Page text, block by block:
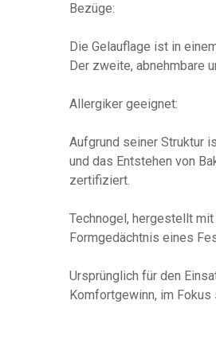
Bezüge:
Die Gelauflage ist in
Der zweite, abnehmbare
Allergiker geeignet:
Aufgrund seiner Struktur
und das Entstehen von
zertifiziert.
Technogel, hergestellt
Formgedächtnis eines
Ursprünglich für den
Komfortgewinn, im Fokus